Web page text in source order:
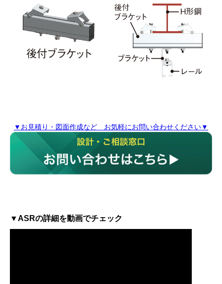
▼お見積り・図面作成など お気軽にお問い合わせください▼
▼ASRの詳細を動画でチェック